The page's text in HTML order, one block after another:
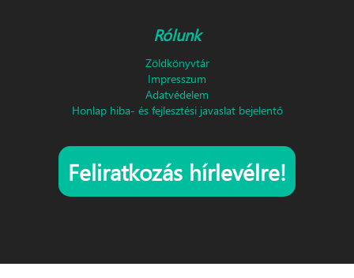
Rólunk
Zöldkönyvtár
Impresszum
Adatvédelem
Honlap hiba- és fejlesztési javaslat bejelentő
Feliratkozás hírlevélre!